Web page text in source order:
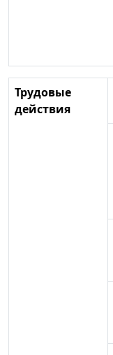
Трудовые
действия